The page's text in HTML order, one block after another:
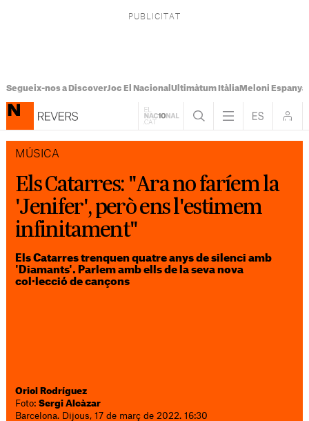
Segueix-nos a DiscoverJoc El Nacional Ultimàtum ItàliaMeloni Espanya
MÚSICA
Els Catarres: "Ara no faríem la
'Jenifer', però ens l'estimem
infinitament"
Els Catarres trenquen quatre anys de silenci amb
'Diamants'. Parlem amb ells de la seva nova
col·lecció de cançons
Oriol Rodríguez
Foto:Sergi Alcàzar
Barcelona. Dijous, 17 de març de 2022. 16:30